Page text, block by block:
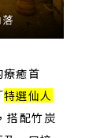
療癒首
特選仙人
搭配竹炭